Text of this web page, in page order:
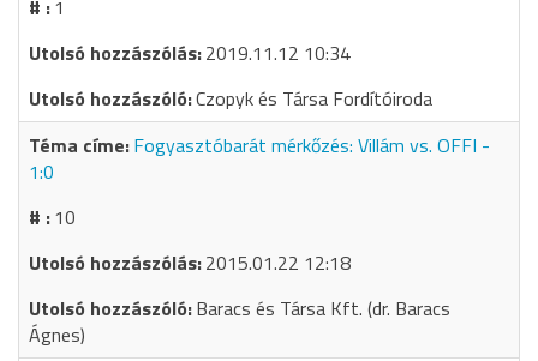
1
2019.11.12 10:34
Czopyk és Társa Fordítóiroda
Fogyasztóbarát mérkőzés: Villám vs. OFFI -
1:0
10
2015.01.22 12:18
Baracs és Társa Kft. (dr. Baracs
Ágnes)